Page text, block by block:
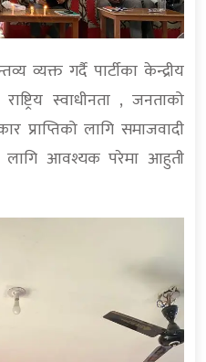
व्यक्त गर्दै पार्टीका केन्द्रीय
स्वाधीनता , जनताको
लागि समाजवादी
लागि आवश्यक परेमा आहुती